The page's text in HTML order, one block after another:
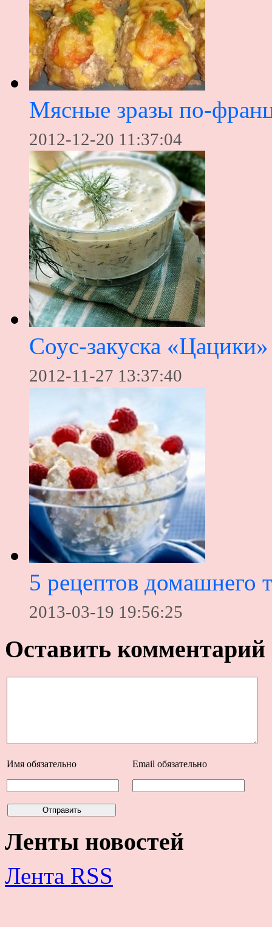
Мясные зразы по-
2012-12-20 11:37:04
Соус-закуска «Цацики»
2012-11-27 13:37:40
5 рецептов домашнего
2013-03-19 19:56:25
Оставить комментарий
Имя обязательно Email обязательно
Ленты новостей
Лента RSS